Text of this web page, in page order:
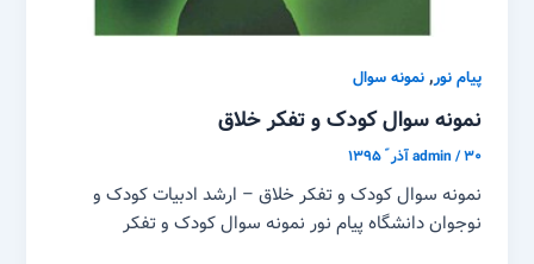
پیام نور,نمونه سوال
نمونه سوال کودک و تفکر خلاق
admin/۳۰ آذر ّ ۱۳۹۵
نمونه سوال کودک و تفکر خلاق – ارشد ادبیات کودک و
نوجوان دانشگاه پیام نور نمونه سوال کودک و تفکر